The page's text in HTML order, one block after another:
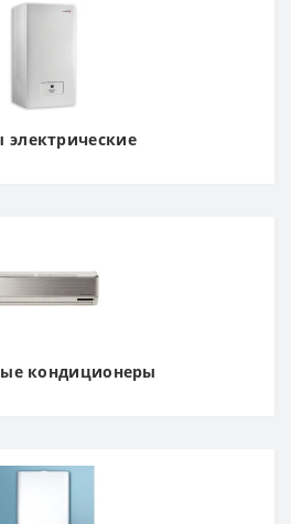
электрические
кондиционеры